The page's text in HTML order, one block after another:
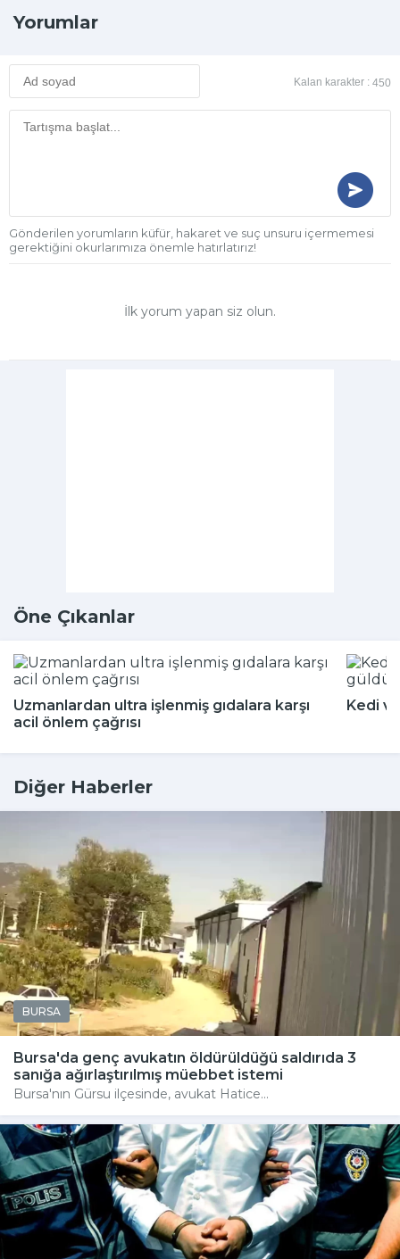
Yorumlar
Kalan karakter : 450
Gönderilen yorumların küfür, hakaret ve suç unsuru içermemesi
gerektiğini okurlarımıza önemle hatırlatırız!
İlk yorum yapan siz olun.
Öne Çıkanlar
Uzmanlardan ultra işlenmiş gıdalara karşı
acil önlem çağrısı
Kedi
Diğer Haberler
BURSA
Bursa'da genç avukatın öldürüldüğü saldırıda 3
sanığa ağırlaştırılmış müebbet istemi
Bursa'nın Gürsu ilçesinde, avukat Hatice...